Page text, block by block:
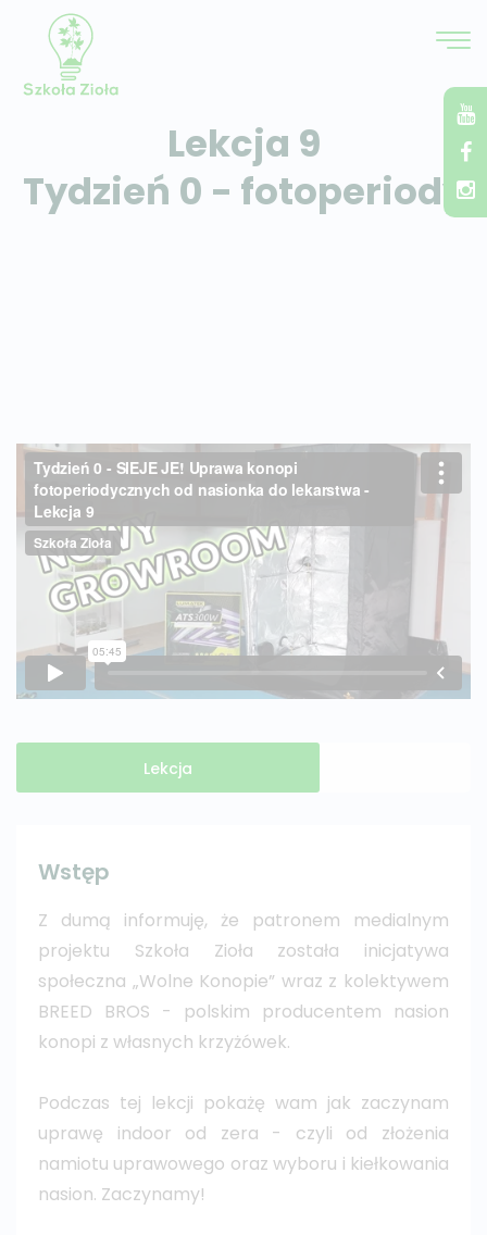
Lekcja 9
Tydzień 0 - fotoperiody
Lekcja
Wstęp
Z dumą informuję, że patronem medialnym
projektu Szkoła Zioła została inicjatywa
społeczna „Wolne Konopie” wraz z kolektywem
BREED BROS - polskim producentem nasion
konopi z własnych krzyżówek.
Podczas tej lekcji pokażę wam jak zaczynam
uprawę indoor od zera - czyli od złożenia
namiotu uprawowego oraz wyboru i kiełkowania
nasion. Zaczynamy!